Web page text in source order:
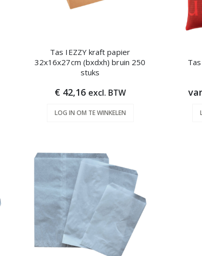
Tas IEZZY kraft papier
32x16x27cm (bxdxh) bruin 250
stuks
€ 42,16 excl. BTW
LOG IN OM TE WINKELEN